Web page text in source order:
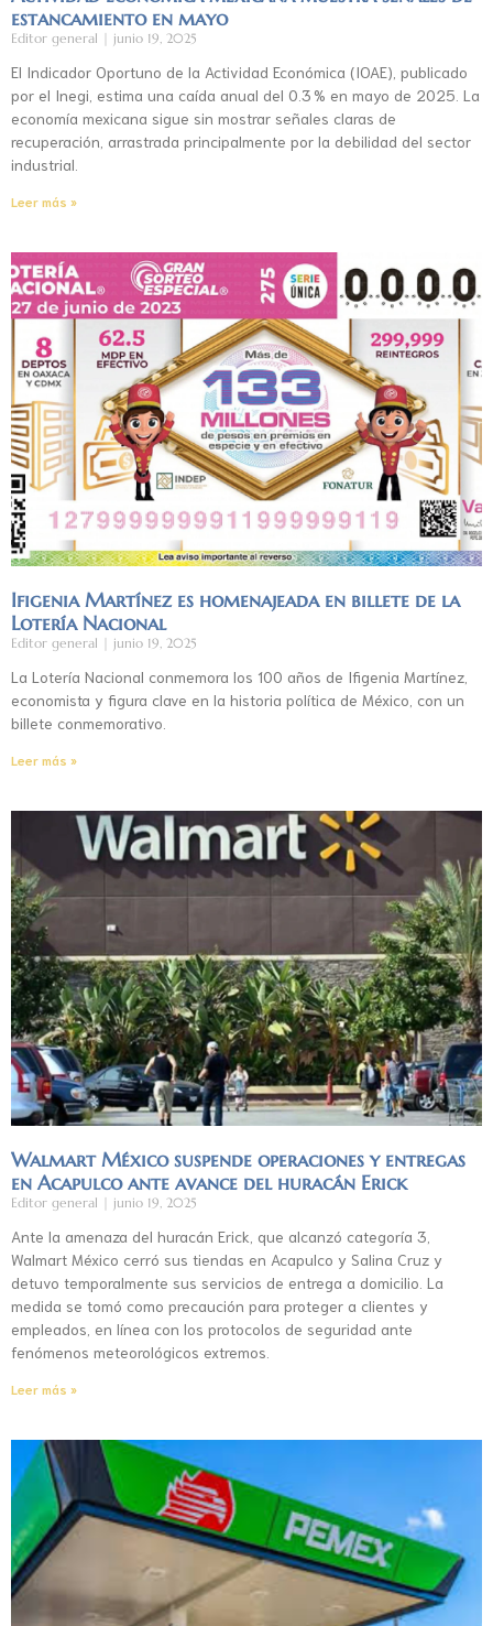
estancamiento en mayo
Editor general junio 19, 2025
El Indicador Oportuno de la Actividad Económica (IOAE), publicado
por el Inegi, estima una caída anual del 0.3 % en mayo de 2025. La
economía mexicana sigue sin mostrar señales claras de
recuperación, arrastrada principalmente por la debilidad del sector
industrial.
Leer más »
Ifigenia Martínez es homenajeada en billete de la
Lotería Nacional
Editor general junio 19, 2025
La Lotería Nacional conmemora los 100 años de Ifigenia Martínez,
economista y figura clave en la historia política de México, con un
billete conmemorativo.
Leer más »
Walmart México suspende operaciones y entregas
en Acapulco ante avance del huracán Erick
Editor general junio 19, 2025
Ante la amenaza del huracán Erick, que alcanzó categoría 3,
Walmart México cerró sus tiendas en Acapulco y Salina Cruz y
detuvo temporalmente sus servicios de entrega a domicilio. La
medida se tomó como precaución para proteger a clientes y
empleados, en línea con los protocolos de seguridad ante
fenómenos meteorológicos extremos.
Leer más »